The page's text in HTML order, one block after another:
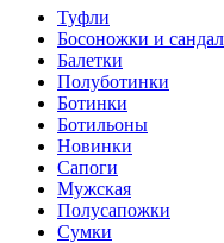
Туфли
Босоножки и
Балетки
Полуботинки
Ботинки
Ботильоны
Новинки
Сапоги
Мужская
Полусапожки
Сумки